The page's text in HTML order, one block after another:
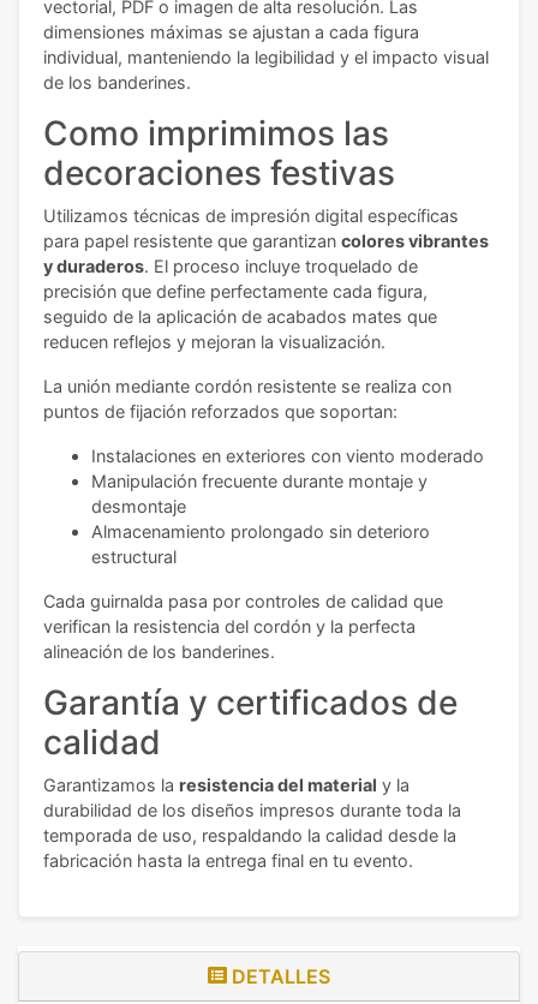
vectorial, PDF o imagen de alta resolución. Las
dimensiones máximas se ajustan a cada figura
individual, manteniendo la legibilidad y el impacto visual
de los banderines.
Como imprimimos las
decoraciones festivas
Utilizamos técnicas de impresión digital específicas
para papel resistente que garantizan colores vibrantes
y duraderos. El proceso incluye troquelado de
precisión que define perfectamente cada figura,
seguido de la aplicación de acabados mates que
reducen reflejos y mejoran la visualización.
La unión mediante cordón resistente se realiza con
puntos de fijación reforzados que soportan:
Instalaciones en exteriores con viento moderado
Manipulación frecuente durante montaje y
desmontaje
Almacenamiento prolongado sin deterioro
estructural
Cada guirnalda pasa por controles de calidad que
verifican la resistencia del cordón y la perfecta
alineación de los banderines.
Garantía y certificados de
calidad
Garantizamos la resistencia del material y la
durabilidad de los diseños impresos durante toda la
temporada de uso, respaldando la calidad desde la
fabricación hasta la entrega final en tu evento.
DETALLES